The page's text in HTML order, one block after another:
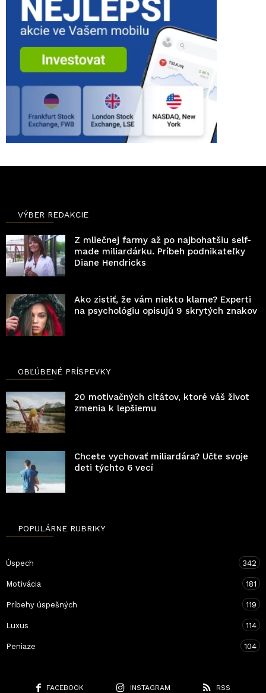
VÝBER REDAKCIE
Z mliečnej farmy až po najbohatšiu self-
made miliardárku. Príbeh podnikateľky
Diane Hendricks
Ako zistiť, že vám niekto klame? Experti
na psychológiu opisujú 9 skrytých znakov
OBĽÚBENÉ PRÍSPEVKY
20 motivačných citátov, ktoré váš život
zmenia k lepšiemu
Chcete vychovať miliardára? Učte svoje
deti týchto 6 vecí
POPULÁRNE RUBRIKY
Úspech 342
Motivácia 181
Príbehy úspešných 119
Luxus 114
Peniaze 104
FACEBOOK INSTAGRAM RSS